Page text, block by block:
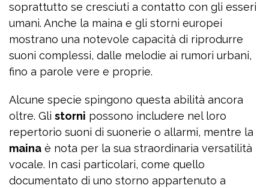
soprattutto se cresciuti a contatto con gli esseri
umani. Anche la maina e gli storni europei
mostrano una notevole capacità di riprodurre
suoni complessi, dalle melodie ai rumori urbani,
fino a parole vere e proprie.
Alcune specie spingono questa abilità ancora
oltre. Gli storni possono includere nel loro
repertorio suoni di suonerie o allarmi, mentre la
maina è nota per la sua straordinaria versatilità
vocale. In casi particolari, come quello
documentato di uno storno appartenuto a